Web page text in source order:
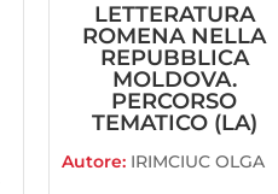
LETTERATURA
ROMENA NELLA
REPUBBLICA
MOLDOVA.
PERCORSO
TEMATICO (LA)
Autore: IRIMCIUC OLGA